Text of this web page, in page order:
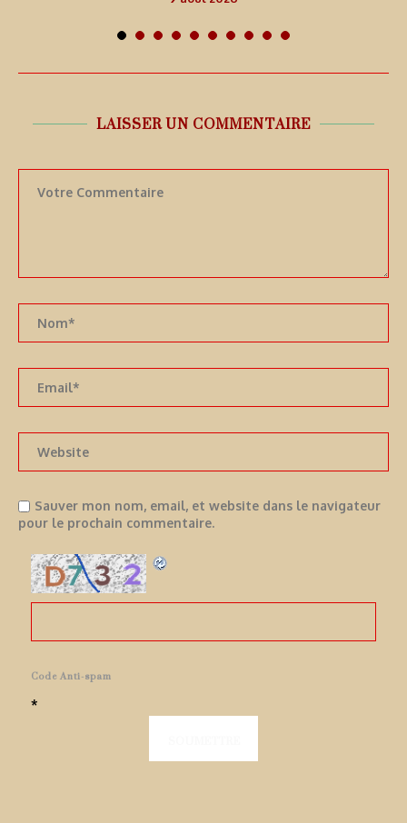
LAISSER UN COMMENTAIRE
Sauver mon nom, email, et website dans le navigateur
pour le prochain commentaire.
Code Anti-spam
*